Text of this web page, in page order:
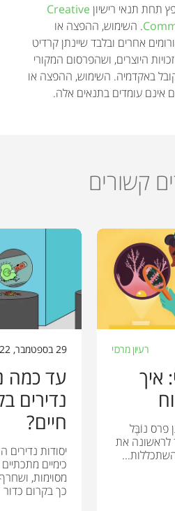
תחת תנאי רישיון Creative
. השימוש, ההפצה או
אחרים ובלבד שיינתן קרדיט
היוצרים, ושהפרסום המקורי
באקדמיה. השימוש, ההפצה או
עומדים בתנאים אלה.
קשורים
רעיון מרכזי
איך
פרס נוֹבֶּל
לראשונה את
29 בספטמבר, 2022
עד כמה
נדירים
חיים?
יסודות נדירים
כימיים
מסוימות,
כך בקרום